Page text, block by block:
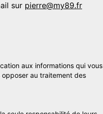
sur pierre@my89.fr
aux informations qui vous
au traitement des